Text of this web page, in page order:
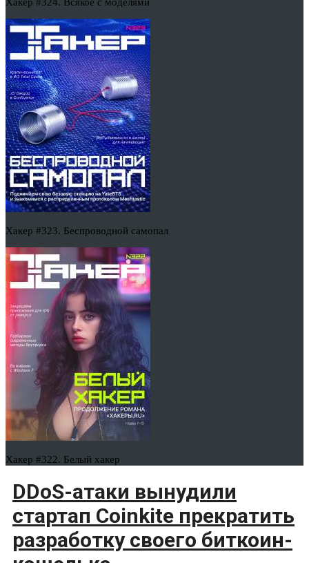
Хакер #324. Всякое с моделями
Хакер #323. Беспроводной самопал
Хакер #322. Белый хакер
DDoS-атаки вынудили
стартап Coinkite прекратить
разработку своего биткоин-